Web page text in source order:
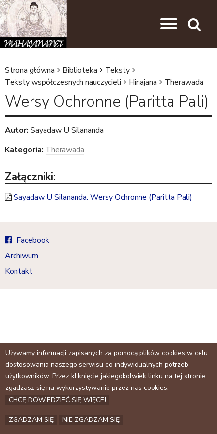
J
e
s
t
e
t
u
t
j
Strona główna Biblioteka
Teksty
Teksty współczesnych nauczycieli
Hinajana Therawada
Wersy Ochronne (Paritta Pali)
Autor: Sayadaw U Silananda
Kategoria: Therawada
Załączniki:
Sayadaw U Silananda. Wersy Ochronne (Paritta Pali)
Facebook
Archiwum
Kontakt
Używamy informacji zapisanych za pomocą plików cookies w celu
dostosowania naszego serwisu do indywidualnych potrzeb
użytkowników. Przez kliknięcie jakiegokolwiek linku na tej stronie
zgadzasz się na wykorzystywanie przez nas cookies.
CHCĘ DOWIEDZIEĆ SIĘ WIĘCEJ
ZGADZAM SIĘ NIE ZGADZAM SIĘ